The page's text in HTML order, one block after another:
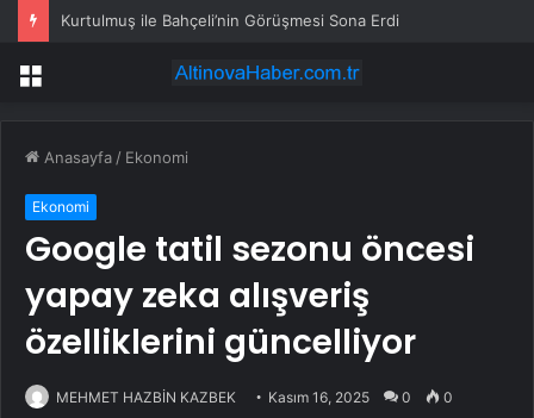
Kurtulmuş ile Bahçeli’nin Görüşmesi Sona Erdi
Menü
Anasayfa / Ekonomi
Ekonomi
Google tatil sezonu öncesi
yapay zeka alışveriş
özelliklerini güncelliyor
MEHMET HAZBİN KAZBEK Kasım 16, 2025 0 0